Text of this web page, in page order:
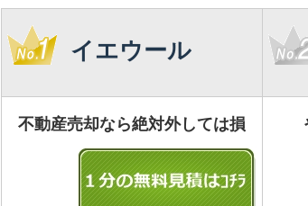
イエウール
不動産売却なら絶対外しては損